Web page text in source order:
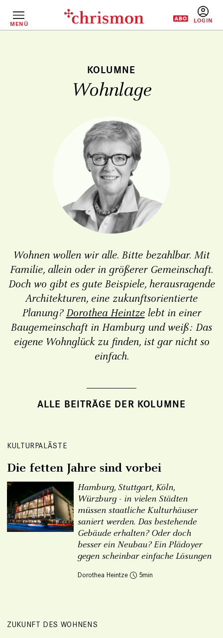
InhaltMENÜ
Wohnlage
Wohnen wollen wir alle. Bitte bezahlbar. Mit
Familie, allein oder in größerer Gemeinschaft.
Doch wo gibt es gute Beispiele, herausragende
Architekturen, eine zukunftsorientierte
Planung?Dorothea Heintzelebt in einer
Baugemeinschaft in Hamburg und weiß: Das
eigene Wohnglück zu finden, ist gar nicht so
einfach.
KULTURPALÄSTE
Die fetten Jahre sind vorbei
Hamburg, Stuttgart, Köln,
Würzburg - in vielen Städten
müssen staatliche Kulturhäuser
saniert werden. Das bestehende
Gebäude erhalten? Oder doch
besser ein Neubau? Ein Plädoyer
gegen scheinbar einfache Lösungen
Dorothea Heintze 5
ZUKUNFT DES WOHNENS